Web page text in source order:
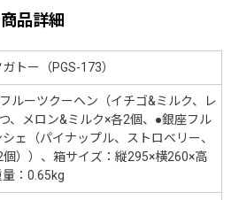
商品詳細
トー（PGS-173）
ルーツクーヘン（イチゴ&ミルク、レ
、メロン&ミルク×各2個、●銀座フル
ェ（パイナップル、ストロベリー、
個））、箱サイズ：縦295×横260×高
：0.65kg